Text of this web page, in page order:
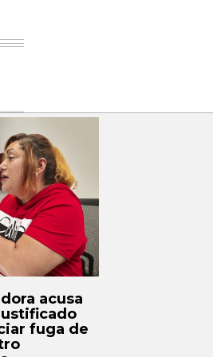
acusa
fuga de